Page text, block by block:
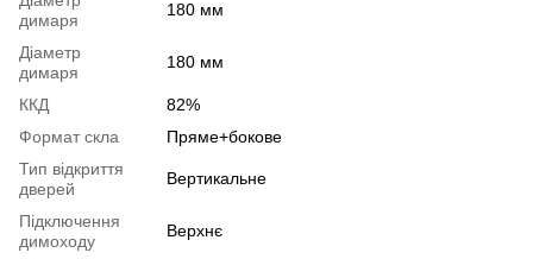
димаря
180 мм
Діаметр
димаря
180 мм
ККД
82%
Формат скла
Пряме+бокове
Тип відкриття
дверей
Вертикальне
Підключення
димоходу
Верхнє